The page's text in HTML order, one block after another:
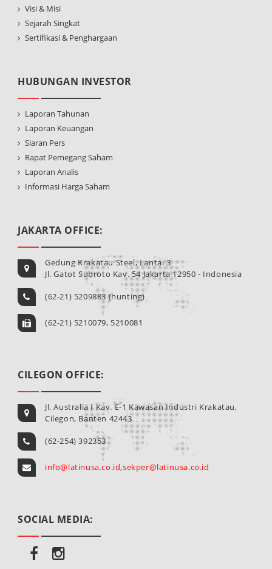
Visi & Misi
Sejarah Singkat
Sertifikasi & Penghargaan
HUBUNGAN INVESTOR
Laporan Tahunan
Laporan Keuangan
Siaran Pers
Rapat Pemegang Saham
Laporan Analis
Informasi Harga Saham
JAKARTA OFFICE:
Gedung Krakatau Steel, Lantai 3
Jl. Gatot Subroto Kav. 54 Jakarta 12950 - Indonesia
(62-21) 5209883 (hunting)
(62-21) 5210079, 5210081
CILEGON OFFICE:
Jl. Australia I Kav. E-1 Kawasan Industri Krakatau,
Cilegon, Banten 42443
(62-254) 392353
info@latinusa.co.id,sekper@latinusa.co.id
SOCIAL MEDIA: